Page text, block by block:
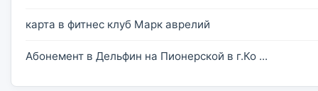
карта в фитнес клуб Марк аврелий
Абонемент в Дельфин на Пионерской в г.Ко ...